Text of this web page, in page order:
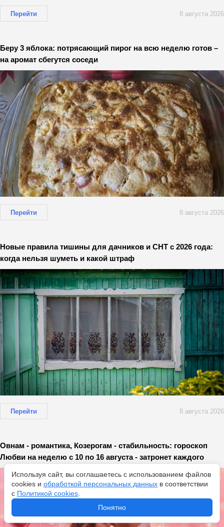
Перейти 8 августа 2026
Беру 3 яблока: потрясающий пирог на всю неделю готов –
на аромат сбегутся соседи
Перейти 8 августа 2026
Новые правила тишины для дачников и СНТ с 2026 года:
когда нельзя шуметь и какой штраф
Перейти 8 августа 2026
Овнам - романтика, Козерогам - стабильность: гороскоп
Любви на неделю с 10 по 16 августа - затронет каждого
Используя сайт, вы соглашаетесь с использованием файлов
cookies и обработкой персональных данных в соответствии
с Политикой cookies
Понятно